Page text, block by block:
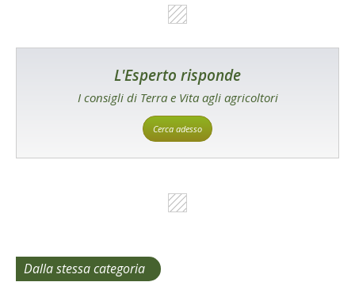
L'Esperto risponde
I consigli di Terra e Vita agli agricoltori
Cerca adesso
Dalla stessa categoria